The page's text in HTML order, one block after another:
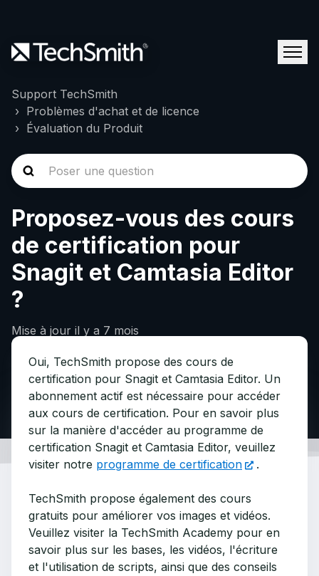
Support TechSmith
Problèmes d'achat et de licence
Évaluation du Produit
Proposez-vous des cours
de certification pour
Snagit et Camtasia Editor
?
Mise à jour il y a 7 mois
Oui, TechSmith propose des cours de
certification pour Snagit et Camtasia Editor. Un
abonnement actif est nécessaire pour accéder
aux cours de certification. Pour en savoir plus
sur la manière d'accéder au programme de
certification Snagit et Camtasia Editor, veuillez
visiter notre programme de certification .
TechSmith propose également des cours
gratuits pour améliorer vos images et vidéos.
Veuillez visiter la TechSmith Academy pour en
savoir plus sur les bases, les vidéos, l'écriture
et l'utilisation de scripts, ainsi que des conseils